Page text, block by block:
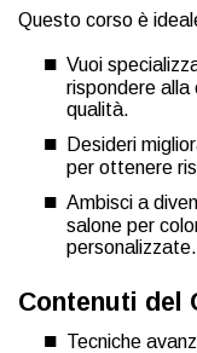
Questo corso è
Vuoi
rispondere alla
qualità.
Desideri
per ottenere
Ambisci a
salone per
personalizzate.
Contenuti del
Tecniche